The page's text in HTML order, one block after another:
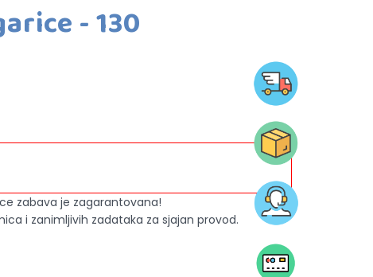
- 130
zabava je zagarantovana!
i zanimljivih zadataka za sjajan provod.